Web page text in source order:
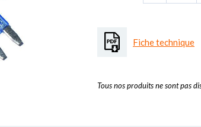
Fiche technique
Tous nos produits ne sont pas